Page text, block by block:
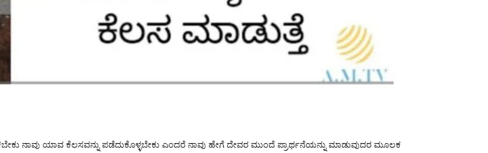
ನಾವು ಯಾವ ಕೆಲಸವನ್ನು ಪಡೆದುಕೊಳ್ಳಬೇಕು ಎಂದರೆ ನಾವು ಹೇಗೆ ದೇವರ ಮುಂದೆ ಪ್ರಾರ್ಥನೆಯನ್ನು ಮಾಡುವುದರ ಮೂಲಕ